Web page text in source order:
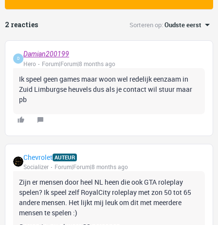
2 reacties Sorteren op:Oudste eerst
D
Damian200199
Hero
Forum|Forum|8 months ago
Ik speel geen games maar woon wel redelijk eenzaam in
Zuid Limburgse heuvels dus als je contact wil stuur maar
pb
Chevrolet AUTEUR
Socializer Forum|Forum|8 months ago
Zijn er mensen door heel NL heen die ook GTA roleplay
spelen? Ik speel zelf RoyalCity roleplay met zon 50 tot 65
andere mensen. Het lijkt mij leuk om dit met meerdere
mensen te spelen :)